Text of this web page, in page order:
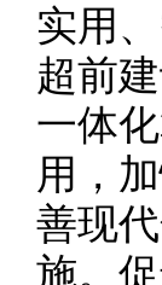
实用
超前
一体
用，
善现
施。